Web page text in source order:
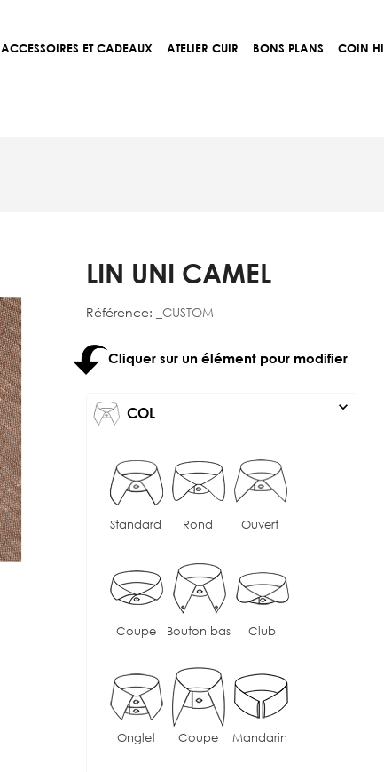
ACCESSOIRES ET CADEAUX ATELIER CUIR BONS PLANS COIN
LIN UNI CAMEL
Référence: _CUSTOM
Cliquer sur un élément pour modifier
COL expand_more
Standard Rond Ouvert
Coupe Bouton bas Club
Onglet Coupe Mandarin